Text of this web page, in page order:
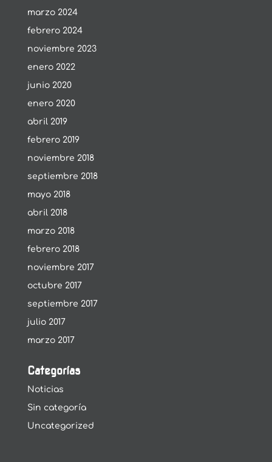
marzo 2024
febrero 2024
noviembre 2023
enero 2022
junio 2020
enero 2020
abril 2019
febrero 2019
noviembre 2018
septiembre 2018
mayo 2018
abril 2018
marzo 2018
febrero 2018
noviembre 2017
octubre 2017
septiembre 2017
julio 2017
marzo 2017
Categorías
Noticias
Sin categoría
Uncategorized